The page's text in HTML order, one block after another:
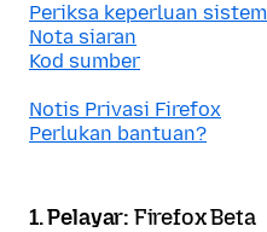
Periksa keperluan sistem
Nota siaran
Kod sumber
Notis Privasi Firefox
Perlukan bantuan?
1. Pelayar: Firefox Beta